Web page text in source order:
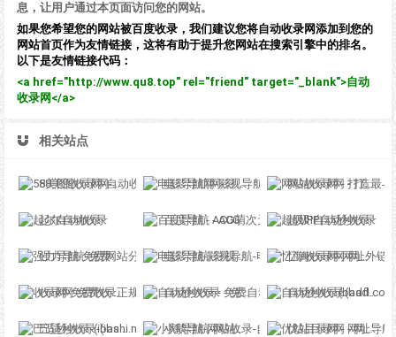
息，让用户通过本页面访问您的网站。
如果您希望您的网站被百度收录，我们建议您将自动收录网添加到您的
网站首页作为友情链接，这将有助于提升您网站在搜索引擎中的排名。
以下是友情链接代码：
<a href="http://www.qu8.top" rel="friend" target="_blank">自动
收录网</a>
相关站点
58美图收录网-自动收录网站-流量交换-自动链 电影导航网-影视导航-电影搜索-影视搜索-电影站收录 网站收录网 - 打造最与众不同的站点收录网
起尔自动收录 百度导航 - ACG萌次元丨ACG导航网丨二次元导航丨资源网导航丨福利网址导航 - BaiDu导航 超级IP自动秒收录
强力导航-免费网站分类导航，提交收录，秒收录 电影导航-影视导航-电影站收录-自动收录网-网站收录 忆海收录网-网址外链_自动收录网站_自助友情链接平台_网站广告_软文发布_站长交易_站长资源
收录网-免费收录正规网站-免费发布软文 自动秒收录 - 免费自动秒收录网址导航 自动秒收录(badfl.com) - 全自动秒收录网
巴适秒收录-(ibashi.net) - 巴适导航分类网站目录 - 自助网址提交自动收录 小鹅导航-网站收录-自动收录网-网址收录-自动秒收录 优站目录网 - 网址导航分类网站目录 - 自助网址提交自动收录